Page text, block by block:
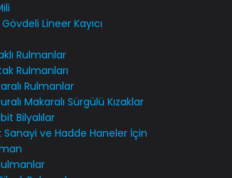
Lineer Kayıcı
Rulmanlar
Rulmanları
Rulmanlar
Makaralı Sürgülü Kızaklar
Bilyalılar
ve Hadde Haneler İçin